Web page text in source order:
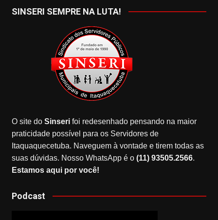
SINSERI SEMPRE NA LUTA!
O site do Sinserifoi redesenhado pensando na maior
praticidade possível para os Servidores de
Itaquaquecetuba. Naveguem à vontade e tirem todas as
suas dúvidas. Nosso WhatsApp é o (11) 93505.2566.
Estamos aqui por você!
Podcast